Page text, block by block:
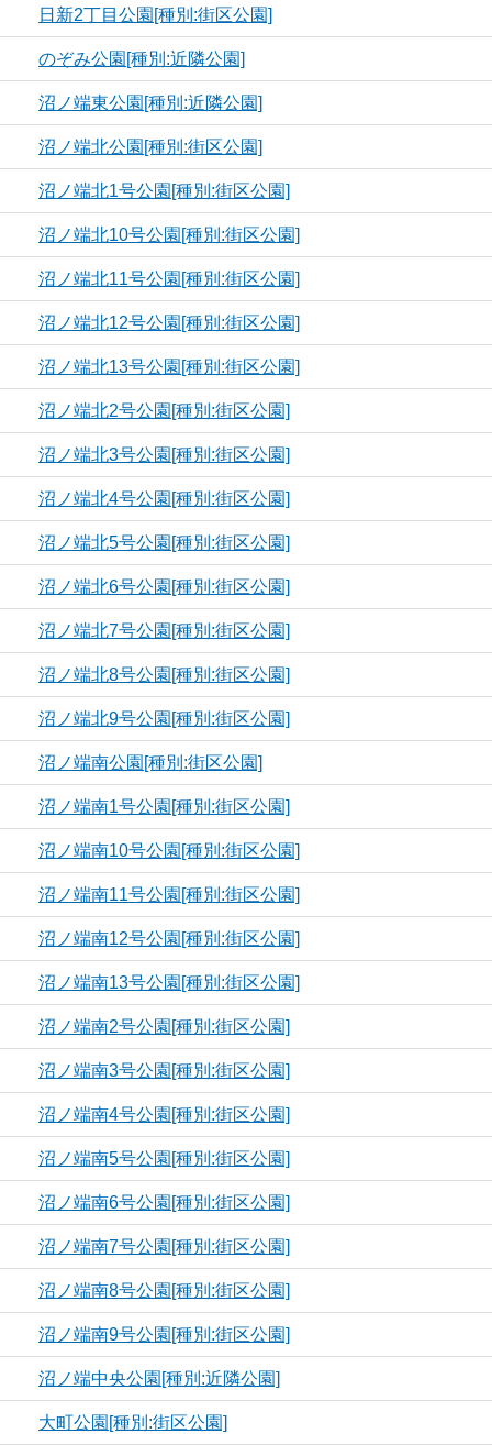
日新2丁目公園[種別:街区公園]
のぞみ公園[種別:近隣公園]
沼ノ端東公園[種別:近隣公園]
沼ノ端北公園[種別:街区公園]
沼ノ端北1号公園[種別:街区公園]
沼ノ端北10号公園[種別:街区公園]
沼ノ端北11号公園[種別:街区公園]
沼ノ端北12号公園[種別:街区公園]
沼ノ端北13号公園[種別:街区公園]
沼ノ端北2号公園[種別:街区公園]
沼ノ端北3号公園[種別:街区公園]
沼ノ端北4号公園[種別:街区公園]
沼ノ端北5号公園[種別:街区公園]
沼ノ端北6号公園[種別:街区公園]
沼ノ端北7号公園[種別:街区公園]
沼ノ端北8号公園[種別:街区公園]
沼ノ端北9号公園[種別:街区公園]
沼ノ端南公園[種別:街区公園]
沼ノ端南1号公園[種別:街区公園]
沼ノ端南10号公園[種別:街区公園]
沼ノ端南11号公園[種別:街区公園]
沼ノ端南12号公園[種別:街区公園]
沼ノ端南13号公園[種別:街区公園]
沼ノ端南2号公園[種別:街区公園]
沼ノ端南3号公園[種別:街区公園]
沼ノ端南4号公園[種別:街区公園]
沼ノ端南5号公園[種別:街区公園]
沼ノ端南6号公園[種別:街区公園]
沼ノ端南7号公園[種別:街区公園]
沼ノ端南8号公園[種別:街区公園]
沼ノ端南9号公園[種別:街区公園]
沼ノ端中央公園[種別:近隣公園]
大町公園[種別:街区公園]